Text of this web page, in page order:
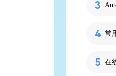
常
在